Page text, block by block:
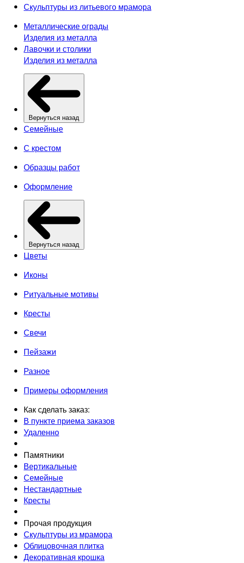
Скульптуры из литьевого мрамора
Металлические ограды
Изделия из металла
Лавочки и столики
Изделия из металла
Вернуться назад
Семейные
С крестом
Образцы работ
Оформление
Вернуться назад
Цветы
Иконы
Ритуальные мотивы
Кресты
Свечи
Пейзажи
Разное
Примеры оформления
Как сделать заказ:
В пункте приема заказов
Удаленно
Памятники
Вертикальные
Семейные
Нестандартные
Кресты
Прочая продукция
Скульптуры из мрамора
Облицовочная плитка
Декоративная крошка